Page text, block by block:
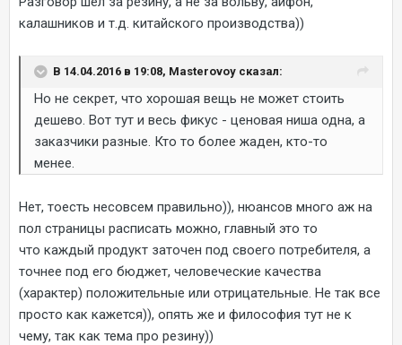
калашников и т.д. китайского производства))
В 14.04.2016 в 19:08, Masterovoy сказал:
Но не секрет, что хорошая вещь не может стоить
дешево. Вот тут и весь фикус - ценовая ниша одна, а
заказчики разные. Кто то более жаден, кто-то
менее.
Нет, тоесть несовсем правильно)), нюансов много аж на
пол страницы расписать можно, главный это то
что каждый продукт заточен под своего потребителя, а
точнее под его бюджет, человеческие качества
(характер) положительные или отрицательные. Не так все
просто как кажется)), опять же и философия тут не к
чему, так как тема про резину))